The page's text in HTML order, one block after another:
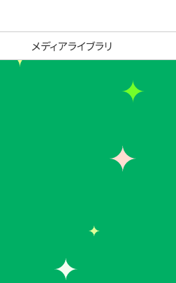
メディアライブラリ